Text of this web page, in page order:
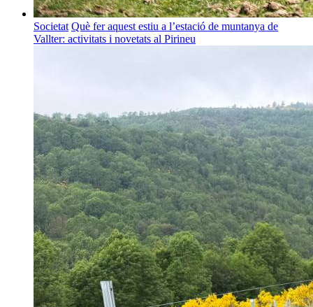
Societat Què fer aquest estiu a l’estació de muntanya de
Vallter: activitats i novetats al Pirineu